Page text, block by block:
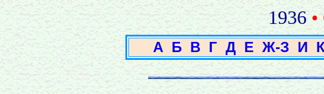
1936
А Б В Г Д Е Ж-З И К